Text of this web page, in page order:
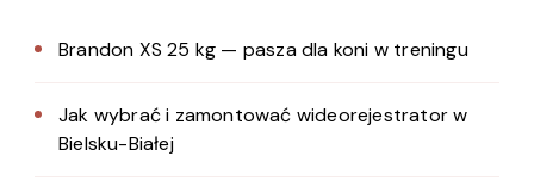
Brandon XS 25 kg — pasza dla koni w treningu
Jak wybrać i zamontować wideorejestrator w
Bielsku-Białej